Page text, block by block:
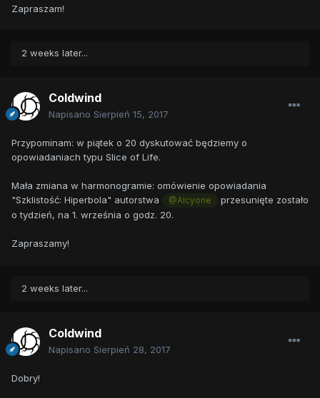
Zapraszam!
2 weeks later...
Coldwind
Napisano Sierpień 15, 2017
Przypominam: w piątek o 20 dyskutować będziemy o
opowiadaniach typu Slice of Life.
Mała zmiana w harmonogramie: omówienie opowiadania
"Szklistość: Hiperbola" autorstwa
@Alcyone
przesunięte zostało
o tydzień, na 1. września o godz. 20.
Zapraszamy!
2 weeks later...
Coldwind
Napisano Sierpień 28, 2017
Dobry!